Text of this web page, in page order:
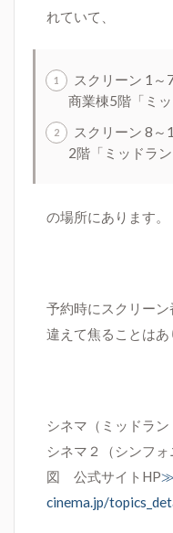
れていて、
スクリーン 1～7
商業棟5階「ミ
スクリーン 8～
2階「ミッドラ
の場所にあります。
予約時にスクリー
違えて焦ることはあ
シネマ（ミッドラ
シネマ２（シンフ
図 公式サイトHP
cinema.jp/